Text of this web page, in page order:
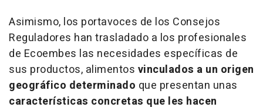
Asimismo, los portavoces de los Consejos
Reguladores han trasladado a los profesionales
de Ecoembes las necesidades específicas de
sus productos, alimentos vinculados a un origen
geográfico determinado que presentan unas
características concretas que les hacen